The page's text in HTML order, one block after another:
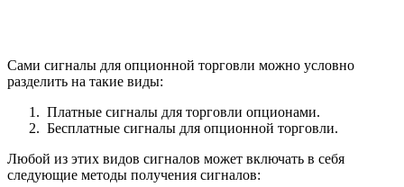
Сами сигналы для опционной торговли можно условно
разделить на такие виды:
Платные сигналы для торговли опционами.
Бесплатные сигналы для опционной торговли.
Любой из этих видов сигналов может включать в себя
следующие методы получения сигналов: